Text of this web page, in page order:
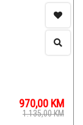
970,00 KM
1.135,00KM